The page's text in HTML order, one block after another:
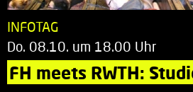
INFOTAG
Do. 08.10. um 18.00 Uhr
FH meets RWTH: